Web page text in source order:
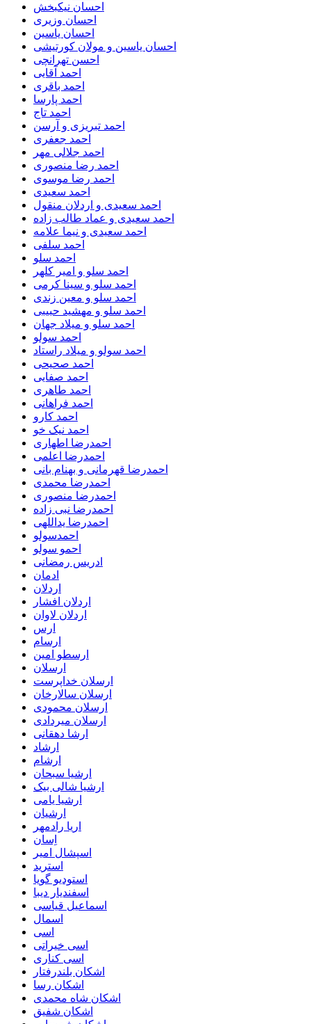
احسان نیکبخش
احسان وزیری
احسان یاسین
احسان یاسین و مولان کورتیشی
احسن تهرانچی
احمد آقایی
احمد باقری
احمد پارسا
احمد تاج
احمد تبریزی و آرسن
احمد جعفری
احمد جلالی مهر
احمد رضا منصوری
احمد رضا موسوی
احمد سعیدی
احمد سعیدی و اردلان منقول
احمد سعیدی و عماد طالب زاده
احمد سعیدی و نیما علامه
احمد سلفی
احمد سلو
احمد سلو و امیر کلهر
احمد سلو و سینا کرمی
احمد سلو و معین زندی
احمد سلو و مهشید حبیبی
احمد سلو و میلاد جهان
احمد سولو
احمد سولو و میلاد راستاد
احمد صحیحی
احمد صفایی
احمد طاهری
احمد فراهانی
احمد کارو
احمد نیک خو
احمدرضا اطهاری
احمدرضا اعلمی
احمدرضا قهرمانی و بهنام بانی
احمدرضا محمدی
احمدرضا منصوری
احمدرضا نبی زاده
احمدرضا یداللهی
احمدسولو
احمو سولو
ادریس رمضانی
ادمان
اردلان
اردلان افشار
اردلان لاوان
ارس
ارسام
ارسطو امین
ارسلان
ارسلان خداپرست
ارسلان سالارخان
ارسلان محمودی
ارسلان میردادی
ارشا دهقانی
ارشاد
ارشام
ارشیا سبحان
ارشیا شالی بیک
ارشیا یامی
ارشیان
اریا رادمهر
اِسان
اسپشال امیر
استرید
استودیو گویا
اسفندیار دیبا
اسماعیل قیاسی
اسمال
اسی
اسی خیراتی
اسی کناری
اشکان بلندرفتار
اشکان رسا
اشکان شاه محمدی
اشکان شفیق